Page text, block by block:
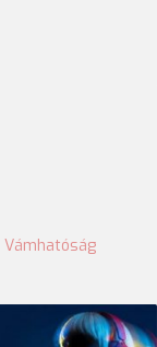
Vámhatóság